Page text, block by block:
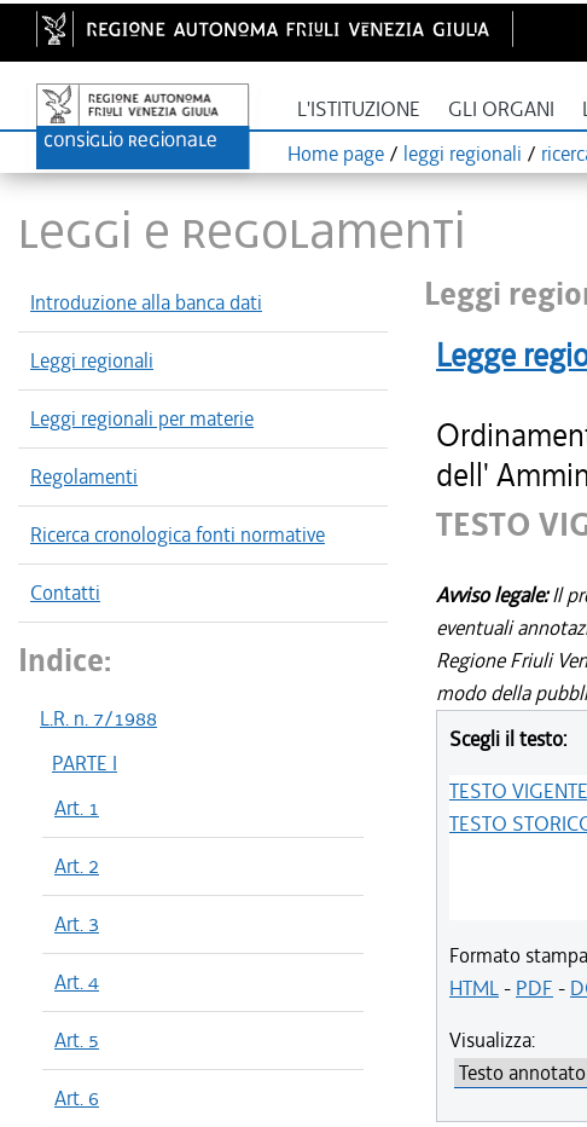
L'ISTITUZIONE GLI ORGANI
Home page / leggi regionali /
LEGGI E REGOLAMENTI
Introduzione alla banca dati
Leggi regionali
Leggi regionali per materie
Regolamenti
Ricerca cronologica fonti normative
Contatti
Indice:
L.R. n. 7/1988
PARTE I
Art. 1
Art. 2
Art. 3
Art. 4
Art. 5
Art. 6
Leggi
Legge
dell'
TESTO
Avviso legale:Il
eventuali
Regione Friuli
modo della
Scegli il testo:
TESTO VIGENTE
TESTO
Formato
HTML- PDF -
Visualizza: